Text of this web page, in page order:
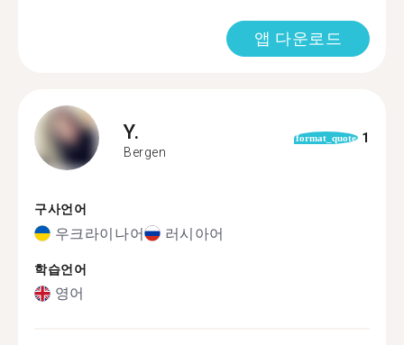
앱 다운로드
Y.
Bergen
format_quote 1
구사언어
우크라이나어 러시아어
학습언어
영어